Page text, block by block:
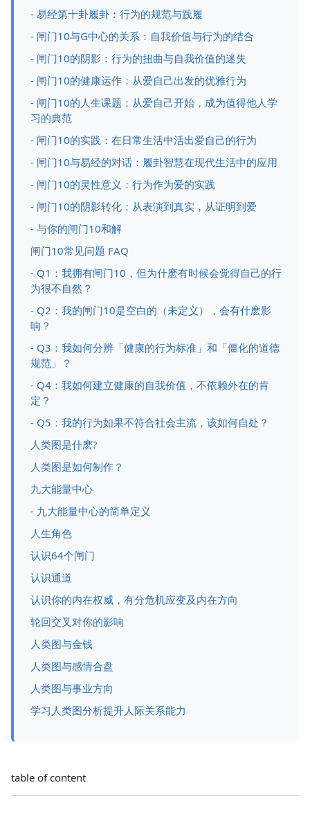
- 易经第十卦履卦：行为的规范与践履
- 闸门10与G中心的关系：自我价值与行为的结合
- 闸门10的阴影：行为的扭曲与自我价值的迷失
- 闸门10的健康运作：从爱自己出发的优雅行为
- 闸门10的人生课题：从爱自己开始，成为值得他人学
习的典范
- 闸门10的实践：在日常生活中活出爱自己的行为
- 闸门10与易经的对话：履卦智慧在现代生活中的应用
- 闸门10的灵性意义：行为作为爱的实践
- 闸门10的阴影转化：从表演到真实，从证明到爱
- 与你的闸门10和解
闸门10常见问题 FAQ
- Q1：我拥有闸门10，但为什麽有时候会觉得自己的行
为很不自然？
- Q2：我的闸门10是空白的（未定义），会有什麽影
响？
- Q3：我如何分辨「健康的行为标准」和「僵化的道德
规范」？
- Q4：我如何建立健康的自我价值，不依赖外在的肯
定？
- Q5：我的行为如果不符合社会主流，该如何自处？
人类图是什麽?
人类图是如何制作？
九大能量中心
- 九大能量中心的简单定义
人生角色
认识64个闸门
认识通道
认识你的内在权威，有分危机应变及内在方向
轮回交叉对你的影响
人类图与金钱
人类图与感情合盘
人类图与事业方向
学习人类图分析提升人际关系能力
table of content